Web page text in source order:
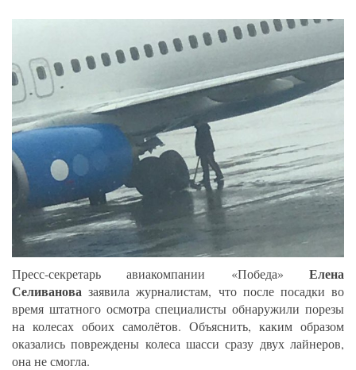
Пресс-секретарь авиакомпании «Победа» Елена
Селиванова заявила журналистам, что после посадки во
время штатного осмотра специалисты обнаружили порезы
на колесах обоих самолётов. Объяснить, каким образом
оказались повреждены колеса шасси сразу двух лайнеров,
она не смогла.